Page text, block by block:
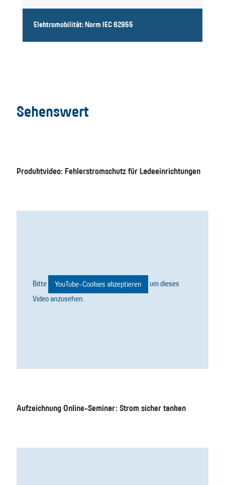
Elektromobilität: Norm IEC 62955
Zertifikat für Doepke-Fehlerstromschutzschalter
Sehenswert
Produktvideo: Fehlerstromschutz für Ladeeinrichtungen
Bitte YouTube-Cookies akzeptieren
um dieses
Video anzusehen.
Aufzeichnung Online-Seminar: Strom sicher tanken